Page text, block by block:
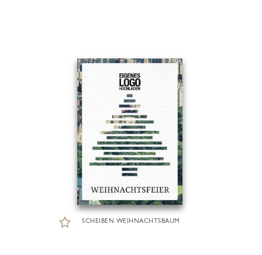
SCHEIBEN WEIHNACHTSBAUM